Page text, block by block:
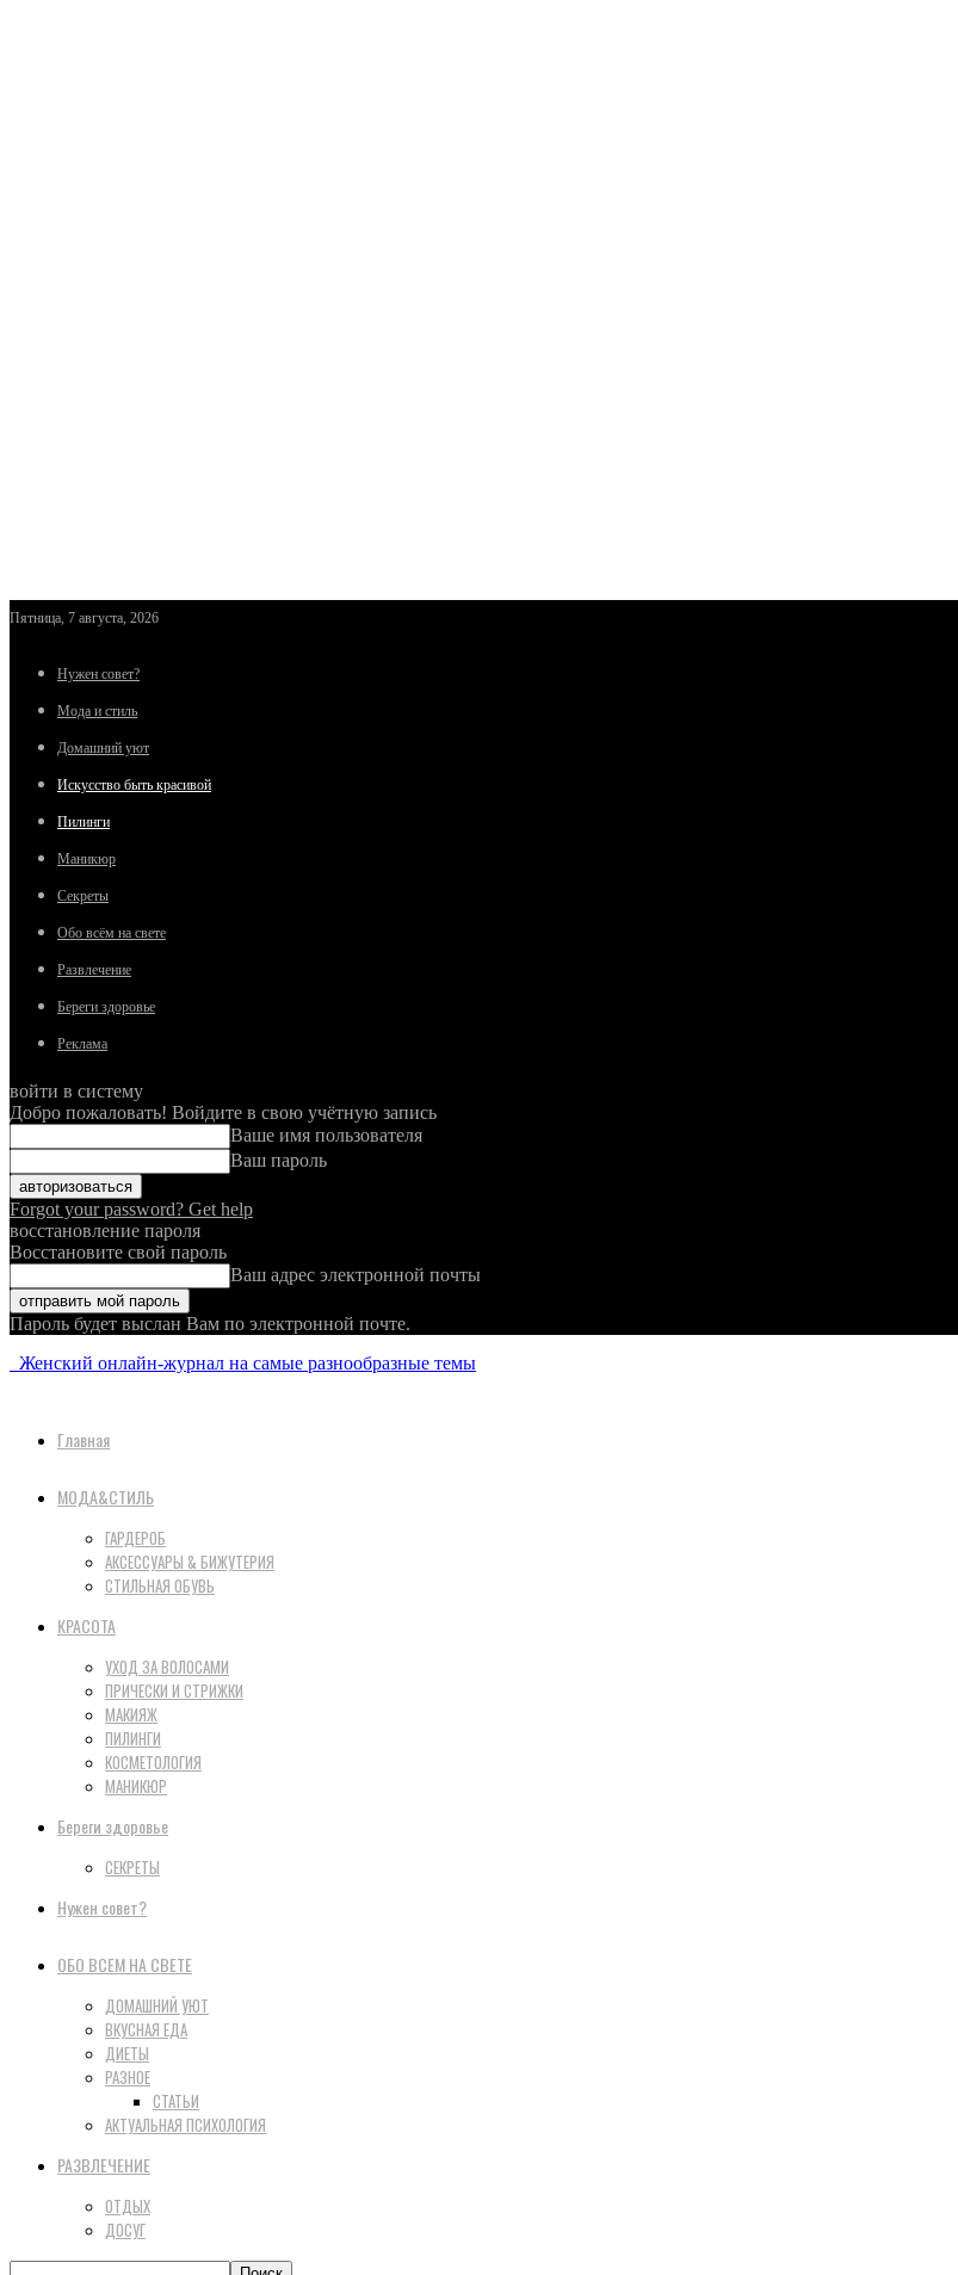
Пятница, 7 августа, 2026
Нужен совет?
Мода и стиль
Домашний уют
Искусство быть красивой
Пилинги
Маникюр
Секреты
Обо всём на свете
Развлечение
Береги здоровье
Реклама
войти в систему
Добро пожаловать! Войдите в свою учётную запись
Ваше имя пользователя
Ваш пароль
Forgot your password? Get help
восстановление пароля
Восстановите свой пароль
Ваш адрес электронной почты
Пароль будет выслан Вам по электронной почте.
Женский онлайн-журнал на самые разнообразные темы
Главная
МОДА&СТИЛЬ
ГАРДЕРОБ
АКСЕССУАРЫ & БИЖУТЕРИЯ
СТИЛЬНАЯ ОБУВЬ
КРАСОТА
УХОД ЗА ВОЛОСАМИ
ПРИЧЕСКИ И СТРИЖКИ
МАКИЯЖ
ПИЛИНГИ
КОСМЕТОЛОГИЯ
МАНИКЮР
Береги здоровье
СЕКРЕТЫ
Нужен совет?
ОБО ВСЕМ НА СВЕТЕ
ДОМАШНИЙ УЮТ
ВКУСНАЯ ЕДА
ДИЕТЫ
РАЗНОЕ
СТАТЬИ
АКТУАЛЬНАЯ ПСИХОЛОГИЯ
РАЗВЛЕЧЕНИЕ
ОТДЫХ
ДОСУГ